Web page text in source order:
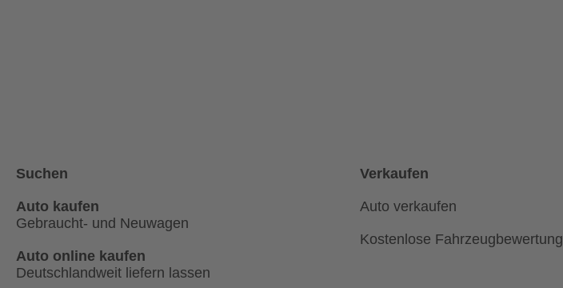
Suchen
Auto kaufen
Gebraucht- und Neuwagen
Auto online kaufen
Deutschlandweit liefern lassen
Verkaufen
Auto verkaufen
Kostenlose Fahrzeugbewertung